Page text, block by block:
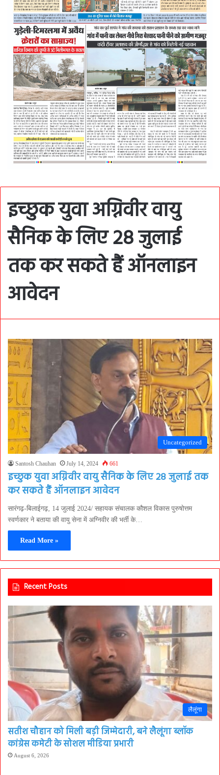
इच्छुक युवा अग्निवीर वायु
सैनिक के लिए 28 जुलाई
तक कर सकते हैं ऑनलाइन
आवेदन
Uncategorized
Santosh Chauhan July 14, 2024 661
इच्छुक युवा अग्निवीर वायु सैनिक के लिए 28 जुलाई तक
कर सकते हैं ऑनलाइन आवेदन
सारंगढ़-बिलाईगढ़, 14 जुलाई 2024/ सहायक संचालक कौशल विकास पुरुषोत्तम
स्वर्णकार ने बताया की वायु सेना में अग्निवीर की भर्ती के…
Read More »
Recent Posts
लैलूंगा
सतीश चौहान को मिली बड़ी जिम्मेदारी, बने लैलूंगा ब्लॉक
कांग्रेस कमेटी के सोशल मीडिया प्रभारी
August 6, 2026